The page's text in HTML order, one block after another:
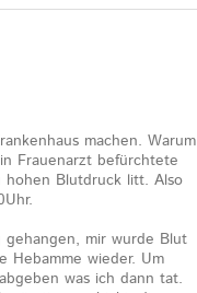
machen. Warum
Frauenarzt befürchtete
Blutdruck litt. Also
mir wurde Blut
Hebamme wieder. Um
was ich dann tat.